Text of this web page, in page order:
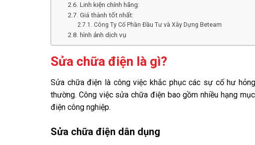
Linh kiện chính hãng:
Giá thành tốt nhất:
Công Ty Cổ Phần Đầu Tư và Xây Dựng Beteam
hình ảnh dịch vụ
Sửa chữa điện là gì?
Sửa chữa điện là công việc khắc phục các sự cố hư
thường. Công việc sửa chữa điện bao gồm nhiều hạng
điện công nghiệp.
Sửa chữa điện dân dụng